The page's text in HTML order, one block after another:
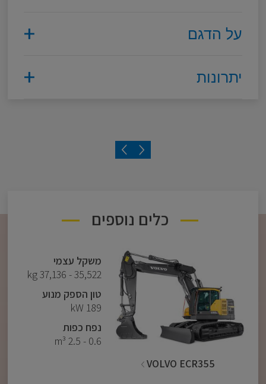
1.1 - 0.28 מ"ק
להורדת המפרט המלא
על הדגם
להורדת המפרט המלא
יתרונות
להורדת המפרט המלא
כלים נוספים
VOLVO ECR355
משקל עצמי
35,522 - 37,136 kg
טון הספק מנוע
189 kW
נפח כפות
0.6 - 2.5 m³